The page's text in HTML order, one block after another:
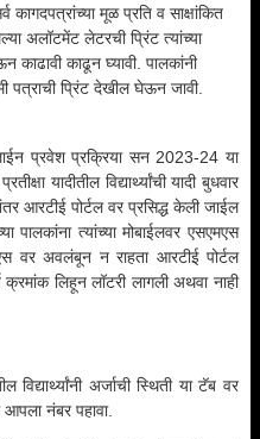
कागदपत्रांच्या मूळ प्रति व साक्षांकित
अलॉटमेंट लेटरची प्रिंट त्यांच्या
काढावी काढून घ्यावी. पालकांनी
पत्राची प्रिंट देखील घेऊन जावी.
प्रवेश प्रक्रिया सन 2023-24 या
यादीतील विद्यार्थ्यांची यादी बुधवार
आरटीई पोर्टल वर प्रसिद्ध केली जाईल
पालकांना त्यांच्या मोबाईलवर एसएमएस
वर अवलंबून न राहता आरटीई पोर्टल
लिहून लॉटरी लागली अथवा नाही
विद्यार्थ्यांनी अर्जाची स्थिती या टॅब वर
आपला नंबर पहावा.